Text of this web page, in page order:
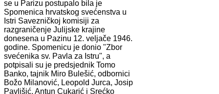
se u Parizu postupalo bila je
Spomenica hrvatskog svećenstva u
Istri Savezničkoj komisiji za
razgraničenje Julijske krajine
donesena u Pazinu 12. veljače 1946.
godine. Spomenicu je donio "Zbor
svećenika sv. Pavla za Istru", a
potpisali su je predsjednik Tomo
Banko, tajnik Miro Bulešić, odbornici
Božo Milanović, Leopold Jurca, Josip
Pavlišić, Antun Cukarić i Srećko